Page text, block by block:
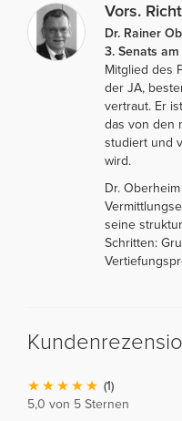
Vors.
Dr. Rainer
3. Senats
Mitglied des
der JA,
vertraut. Er
das von den
studiert und
wird.
Dr.
seine
Schritten:
(1)
5,0 von 5 Sternen